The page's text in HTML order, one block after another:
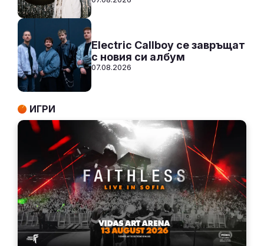
Electric Callboy се завръщат
с новия си албум
07.08.2026
ИГРИ